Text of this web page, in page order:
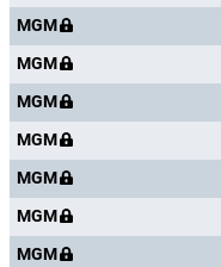
MGM
MGM
MGM
MGM
MGM
MGM
MGM